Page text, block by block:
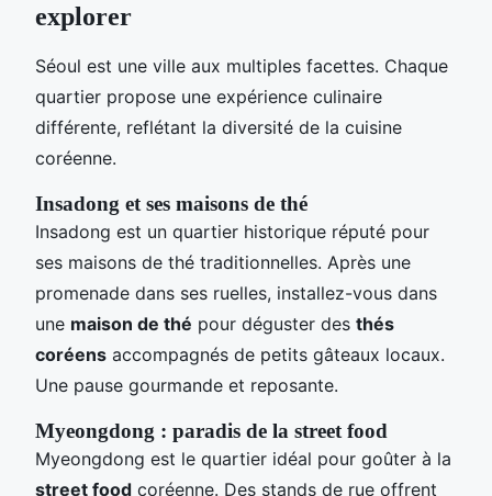
explorer
Séoul est une ville aux multiples facettes. Chaque
quartier propose une expérience culinaire
différente, reflétant la diversité de la cuisine
coréenne.
Insadong et ses maisons de thé
Insadong est un quartier historique réputé pour
ses maisons de thé traditionnelles. Après une
promenade dans ses ruelles, installez-vous dans
une maison de thé pour déguster des thés
coréens accompagnés de petits gâteaux locaux.
Une pause gourmande et reposante.
Myeongdong : paradis de la street food
Myeongdong est le quartier idéal pour goûter à la
street food coréenne. Des stands de rue offrent